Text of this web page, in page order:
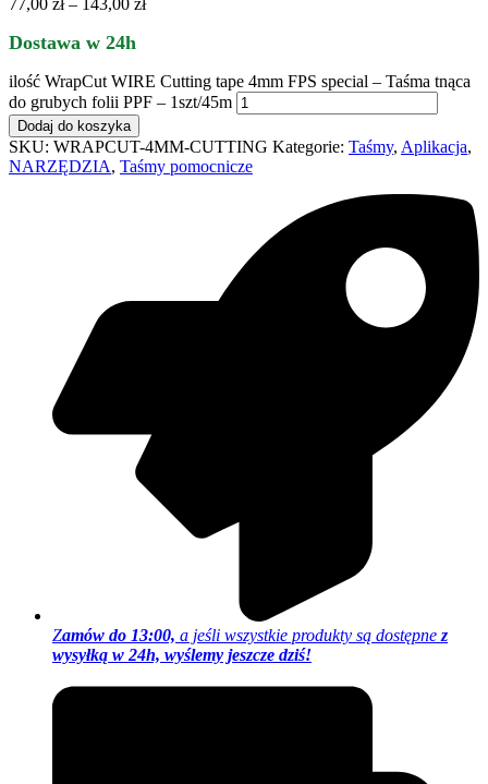
Dostawa w 24h
ilość WrapCut WIRE Cutting tape 4mm FPS special – Taśma tnąca
do grubych folii PPF – 1szt/45m
Dodaj do koszyka
SKU: WRAPCUT-4MM-CUTTING Kategorie: Taśmy, Aplikacja,
NARZĘDZIA, Taśmy pomocnicze
Zamów do 13:00, a jeśli wszystkie produkty są dostępne z
wysyłką w 24h, wyślemy jeszcze dziś!